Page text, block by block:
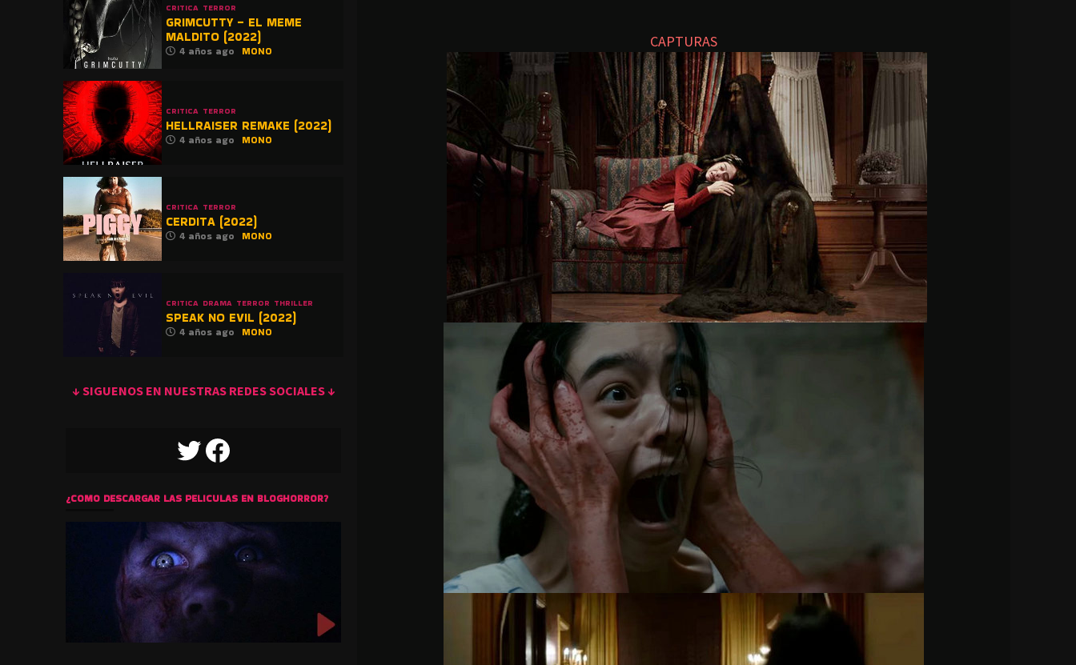
CAPTURAS
CRITICA TERROR
GRIMCUTTY – EL MEME
MALDITO (2022)
4 años ago MONO
CRITICA TERROR
HELLRAISER REMAKE (2022)
4 años ago MONO
CRITICA TERROR
CERDITA (2022)
4 años ago MONO
CRITICA DRAMA TERROR THRILLER
SPEAK NO EVIL (2022)
4 años ago MONO
↓ SIGUENOS EN NUESTRAS REDES SOCIALES ↓
TWITTERFACEBOOK
¿COMO DESCARGAR LAS PELICULAS EN BLOGHORROR?